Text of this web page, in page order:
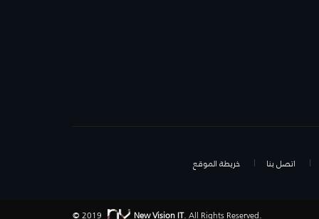
اتصل بنا خريطة الموقع
© 2019 New Vision IT. All Rights Reserved.